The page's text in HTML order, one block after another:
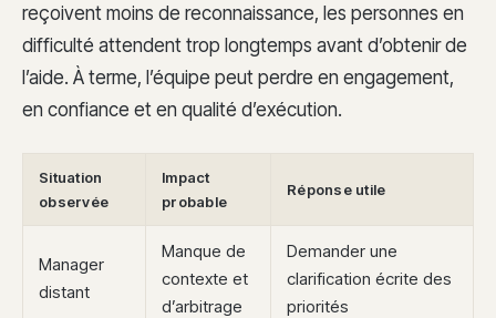
reçoivent moins de reconnaissance, les personnes en
difficulté attendent trop longtemps avant d’obtenir de
l’aide. À terme, l’équipe peut perdre en engagement,
en confiance et en qualité d’exécution.
Situation
observée
Impact
probable
Réponse utile
Manager
distant
Manque de
contexte et
d’arbitrage
Demander une
clarification écrite des
priorités